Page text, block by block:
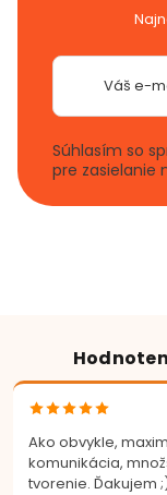
Súhlasím so
pre zasielanie
Ako obvykle,
komunikácia,
tvorenie. Ďakujem